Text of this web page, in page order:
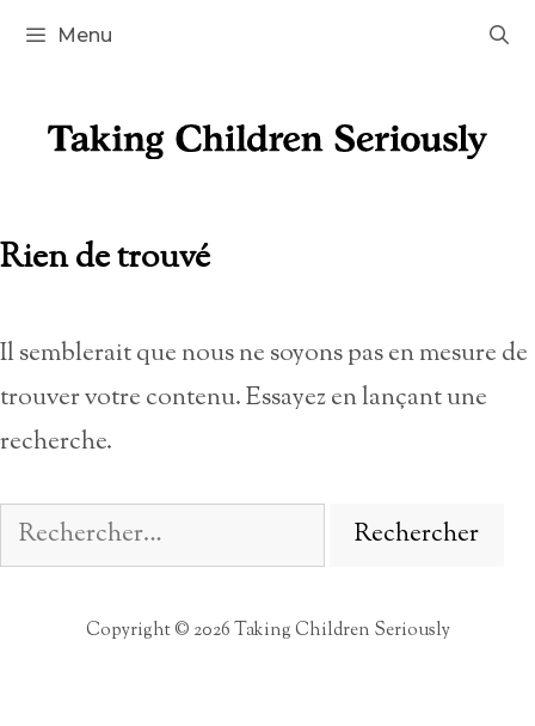
Aller
Menu
Rien de trouvé
Il semblerait que nous ne soyons pas en mesure de
trouver votre contenu. Essayez en lançant une
recherche.
Rechercher :
Copyright © 2026 Taking Children Seriously